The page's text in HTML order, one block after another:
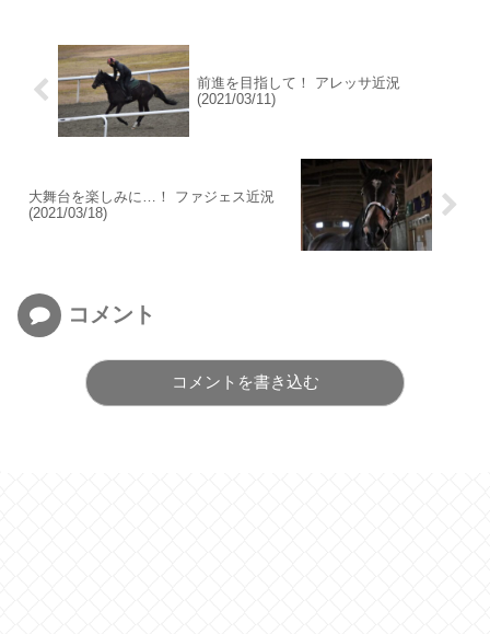
前進を目指して！ アレッサ近況
(2021/03/11)
大舞台を楽しみに…！ ファジェス近況
(2021/03/18)
コメント
コメントを書き込む